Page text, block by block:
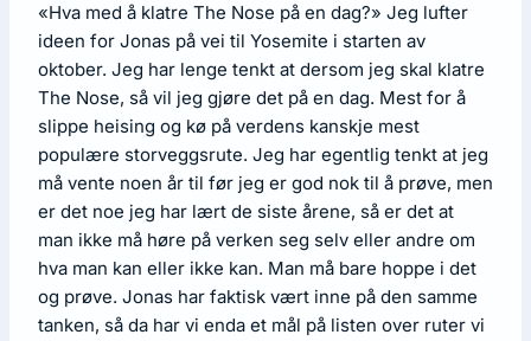
«Hva med å klatre The Nose på en dag?» Jeg lufter
ideen for Jonas på vei til Yosemite i starten av
oktober. Jeg har lenge tenkt at dersom jeg skal klatre
The Nose, så vil jeg gjøre det på en dag. Mest for å
slippe heising og kø på verdens kanskje mest
populære storveggsrute. Jeg har egentlig tenkt at jeg
må vente noen år til før jeg er god nok til å prøve, men
er det noe jeg har lært de siste årene, så er det at
man ikke må høre på verken seg selv eller andre om
hva man kan eller ikke kan. Man må bare hoppe i det
og prøve. Jonas har faktisk vært inne på den samme
tanken, så da har vi enda et mål på listen over ruter vi